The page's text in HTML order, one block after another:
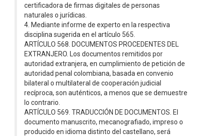
certificadora de firmas digitales de personas
naturales o jurídicas.
4. Mediante informe de experto en la respectiva
disciplina sugerida en el artículo 565.
ARTÍCULO 568. DOCUMENTOS PROCEDENTES DEL
EXTRANJERO. Los documentos remitidos por
autoridad extranjera, en cumplimiento de petición de
autoridad penal colombiana, basada en convenio
bilateral o multilateral de cooperación judicial
recíproca, son auténticos, a menos que se demuestre
lo contrario.
ARTÍCULO 569. TRADUCCIÓN DE DOCUMENTOS. El
documento manuscrito, mecanografiado, impreso o
producido en idioma distinto del castellano, será